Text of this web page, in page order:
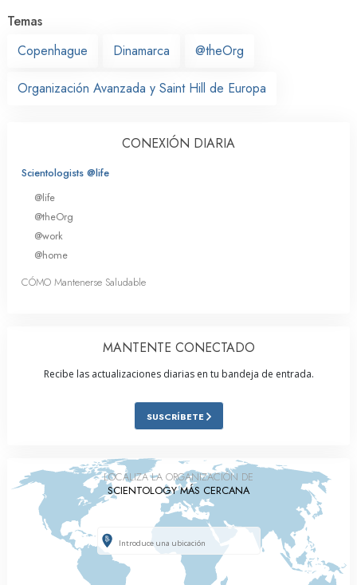
Temas
Copenhague
Dinamarca @theOrg
Organización Avanzada y Saint Hill de Europa
CONEXIÓN DIARIA
Scientologists @life
@life
@theOrg
@work
@home
CÓMO Mantenerse Saludable
MANTENTE CONECTADO
Recibe las actualizaciones diarias en tu bandeja de entrada.
SUSCRÍBETE
LOCALIZA LA ORGANIZACIÓN DE
SCIENTOLOGY MÁS CERCANA